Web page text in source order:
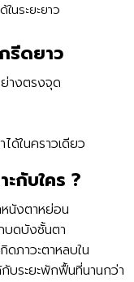
นระยะยาว
รีดยาว
างตรงจุด
ด้ในคราวเดียว
กับใคร ?
นังตาหย่อน
บดบังชั้นตา
ภาวะตาหลบใน
ระยะพักฟื้นที่นานกว่า